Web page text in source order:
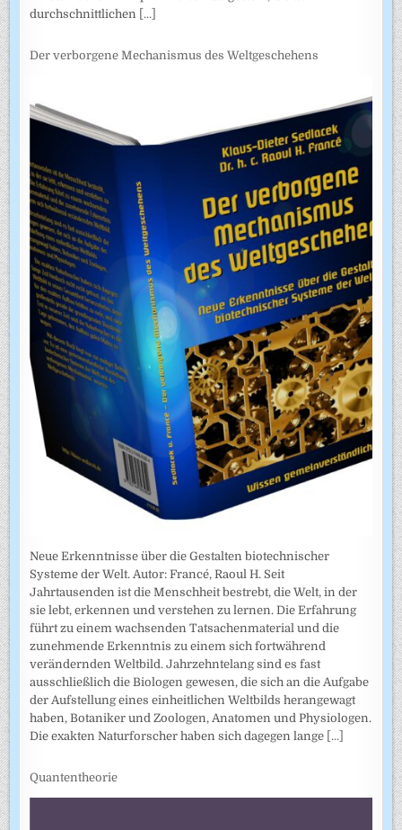
durchschnittlichen [...]
Der verborgene Mechanismus des Weltgeschehens
Neue Erkenntnisse über die Gestalten biotechnischer
Systeme der Welt. Autor: Francé, Raoul H. Seit
Jahrtausenden ist die Menschheit bestrebt, die Welt, in der
sie lebt, erkennen und verstehen zu lernen. Die Erfahrung
führt zu einem wachsenden Tatsachenmaterial und die
zunehmende Erkenntnis zu einem sich fortwährend
verändernden Weltbild. Jahrzehntelang sind es fast
ausschließlich die Biologen gewesen, die sich an die Aufgabe
der Aufstellung eines einheitlichen Weltbilds herangewagt
haben, Botaniker und Zoologen, Anatomen und Physiologen.
Die exakten Naturforscher haben sich dagegen lange [...]
Quantentheorie